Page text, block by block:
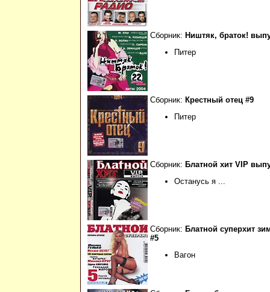
Сборник: Ништяк, браток!
Питер
Сборник: Крестный отец #9
Питер
Сборник: Блатной хит VIP
Останусь я ...
Сборник: Блатной суперхит
#5
Вагон